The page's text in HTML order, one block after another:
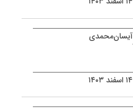
آیسان‌محمدی
۱۴ اسفند ۱۴۰۳